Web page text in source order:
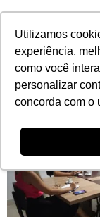
Utilizamos
experiência,
como você
personalizar
concorda com o
3-1